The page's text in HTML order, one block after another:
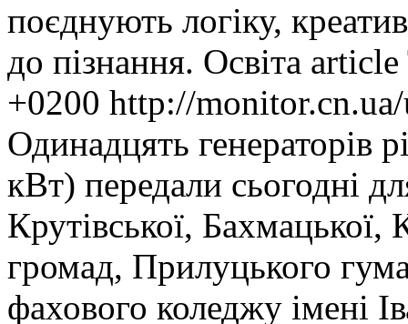
поєднують логіку,
до пізнання. Освіта article
+0200 http://
Одинадцять генераторів
кВт) передали сьогодні
Крутівської, Бахмацької,
громад, Прилуцького
фахового коледжу імені